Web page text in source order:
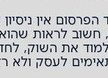
אין ניסיון
לראות שהוא
את השוק,
לעסק ולא